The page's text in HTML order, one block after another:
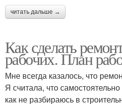
читать дальше →
Как сделать
рабочих. План
Мне всегда казалось, что
Я считала, что
как не разбираюсь в